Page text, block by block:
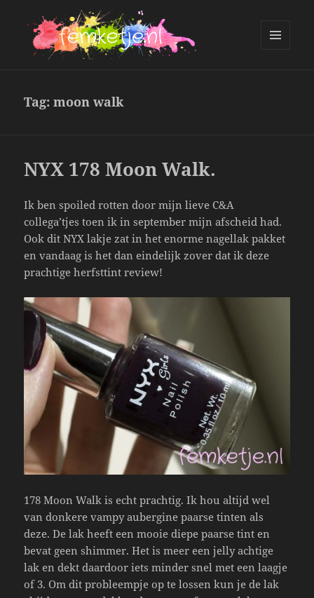
Tag:moon walk
NYX 178 Moon Walk.
Ik ben spoiled rotten door mijn lieve C&A
collega’tjes toen ik in september mijn afscheid had.
Ook dit NYX lakje zat in het enorme nagellak pakket
en vandaag is het dan eindelijk zover dat ik deze
prachtige herfsttint review!
178 Moon Walk is echt prachtig. Ik hou altijd wel
van donkere vampy aubergine paarse tinten als
deze. De lak heeft een mooie diepe paarse tint en
bevat geen shimmer. Het is meer een jelly achtige
lak en dekt daardoor iets minder snel met een laagje
of 3. Om dit probleempje op te lossen kun je de lak